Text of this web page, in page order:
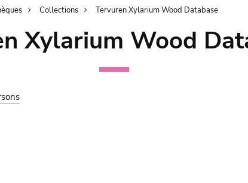
Collections Tervuren Xylarium Wood Database
Xylarium Wood